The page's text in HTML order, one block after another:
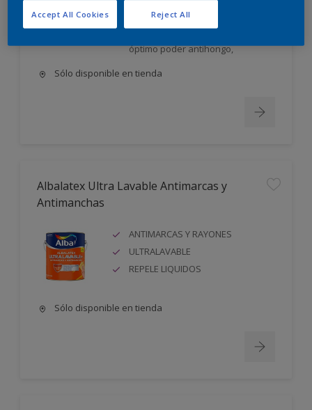
permite obtener un producto: Con
excelente poder cubriente,
óptimo poder antihongo,
Sólo disponible en tienda
Albalatex Ultra Lavable Antimarcas y
Antimanchas
ANTIMARCAS Y RAYONES
ULTRALAVABLE
REPELE LIQUIDOS
Sólo disponible en tienda
Reject All
Accept All Cookies